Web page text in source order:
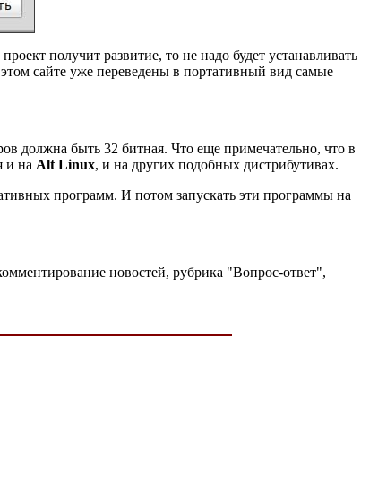
получит развитие, то не надо будет устанавливать
сайте уже переведены в портативный вид самые
должна быть 32 битная. Что еще примечательно, что в
и на Alt Linux, и на других подобных дистрибутивах.
программ. И потом запускать эти программы на
новостей, рубрика "Вопрос-ответ",